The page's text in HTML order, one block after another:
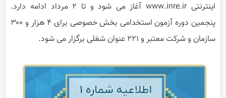
اینترنتی www.inre.ir
آغاز می ‎شود و تا ۲ مرداد ادامه دارد.
پنجمین دوره آزمون استخدامی بخش خصوصی برای ۴ هزار و ۳۰۰
سازمان و شرکت معتبر و ۲۲۱ عنوان شغلی برگزار می ‎شود.